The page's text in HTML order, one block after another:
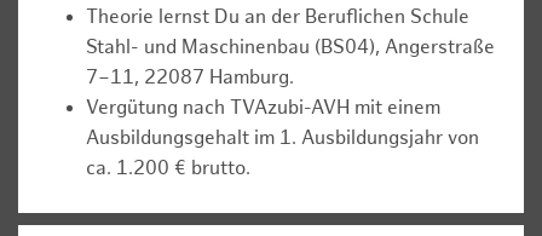
Theorie lernst Du an der Beruflichen Schule
Stahl- und Maschinenbau (BS04), Angerstraße
7–11, 22087 Hamburg.
Vergütung nach TVAzubi-AVH mit einem
Ausbildungsgehalt im 1. Ausbildungsjahr von
ca. 1.200 € brutto.